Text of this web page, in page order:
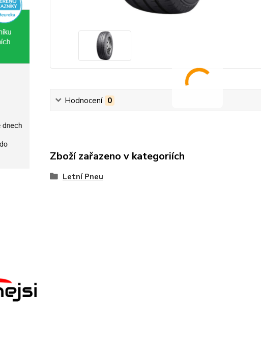
Hodnocení 0
Zboží zařazeno v kategoriích
Letní Pneu